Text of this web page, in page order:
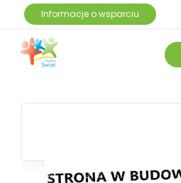
Informacje o wsparciu